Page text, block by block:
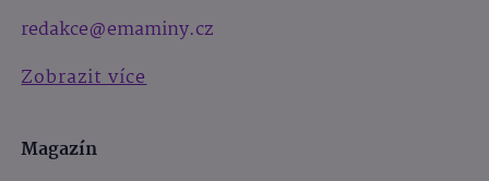
redakce@emaminy.cz
Zobrazit více
Magazín